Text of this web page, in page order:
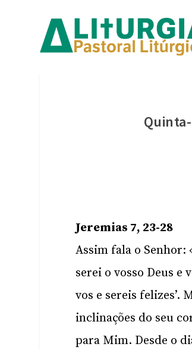
Jeremias 7, 23-28
Assim fala o Senhor:
serei o vosso Deus e
vos e sereis felizes’.
inclinações do seu
para Mim. Desde o